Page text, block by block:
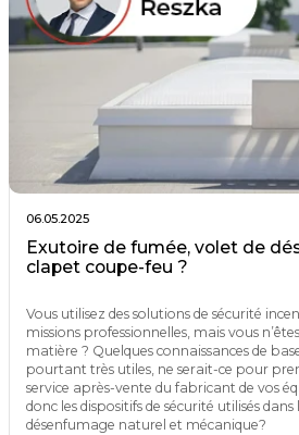
06.05.2025
Exutoire de fumée, volet de
clapet coupe-feu ?
Vous utilisez des solutions de sécurité
missions professionnelles, mais vous
matière ? Quelques connaissances de
pourtant très utiles, ne serait-ce pour
service après-vente du fabricant de vos
donc les dispositifs de sécurité utilisés dans
désenfumage naturel et mécanique?